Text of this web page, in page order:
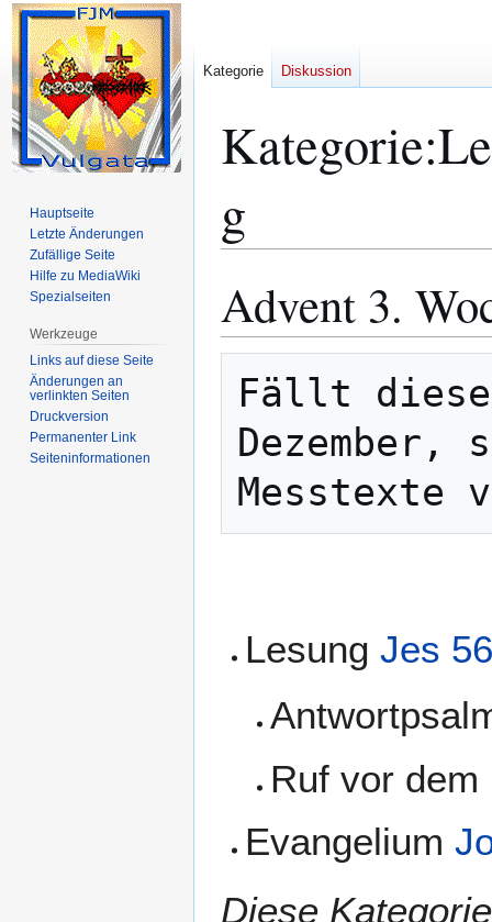
Kategorie:
g
Navigation
Suche
Advent 3.
Fällt
Dezember,
Messtexte
LesungJes
Ruf vor dem
Evangelium
Diese
Kategorie Diskussion
Hauptseite
Letzte Änderungen
Zufällige Seite
Hilfe zu MediaWiki
Spezialseiten
Werkzeuge
Links auf diese Seite
Änderungen an
verlinkten Seiten
Druckversion
Permanenter Link
Seiten­­informationen